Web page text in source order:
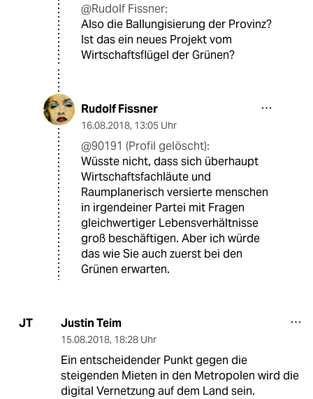
@Rudolf Fissner:
Also die Ballungisierung der Provinz?
Ist das ein neues Projekt vom
Wirtschaftsflügel der Grünen?
Rudolf Fissner
16.08.2018, 13:05 Uhr
@90191 (Profil gelöscht):
Wüsste nicht, dass sich überhaupt
Wirtschaftsfachläute und
Raumplanerisch versierte menschen
in irgendeiner Partei mit Fragen
gleichwertiger Lebensverhältnisse
groß beschäftigen. Aber ich würde
das wie Sie auch zuerst bei den
Grünen erwarten.
JT Justin Teim
15.08.2018, 18:28 Uhr
Ein entscheidender Punkt gegen die
steigenden Mieten in den Metropolen wird die
digital Vernetzung auf dem Land sein.